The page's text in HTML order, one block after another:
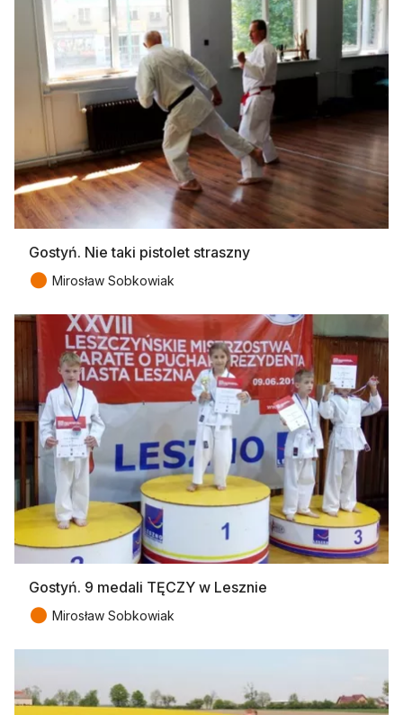
Gostyń. Nie taki pistolet straszny
● Mirosław Sobkowiak
Gostyń. 9 medali TĘCZY w Lesznie
● Mirosław Sobkowiak